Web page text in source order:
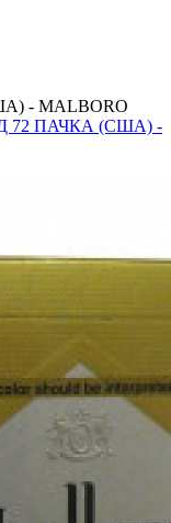
- MALBORO
72 ПАЧКА (США) -